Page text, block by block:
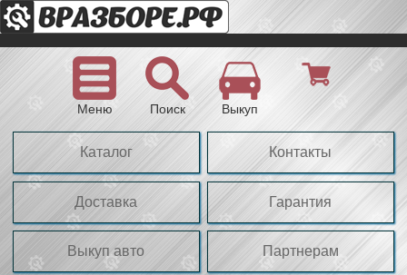
Меню Поиск Выкуп
Каталог Контакты
Доставка Гарантия
Выкуп авто Партнерам